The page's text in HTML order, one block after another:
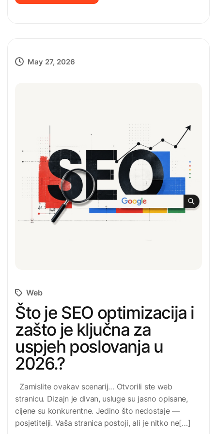
May 27, 2026
Web
Što je SEO optimizacija i
zašto je ključna za
uspjeh poslovanja u
2026.?
Zamislite ovakav scenarij… Otvorili ste web
stranicu. Dizajn je divan, usluge su jasno opisane,
cijene su konkurentne. Jedino što nedostaje —
posjetitelji. Vaša stranica postoji, ali je nitko ne[…]